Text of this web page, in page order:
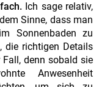
Ich sage relativ,
Sinne, dass man
Sonnenbaden zu
die richtigen Details
denn sobald sie
Anwesenheit